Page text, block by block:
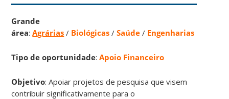
Grande
área:Agrárias / Biológicas /Saúde / Engenharias
Tipo de oportunidade:Apoio Financeiro
Objetivo: Apoiar projetos de pesquisa que visem
contribuir significativamente para o